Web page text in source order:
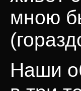
мною
Наши